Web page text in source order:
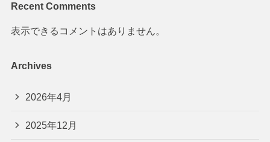
Recent Comments
表示できるコメントはありません。
Archives
2026年4月
2025年12月